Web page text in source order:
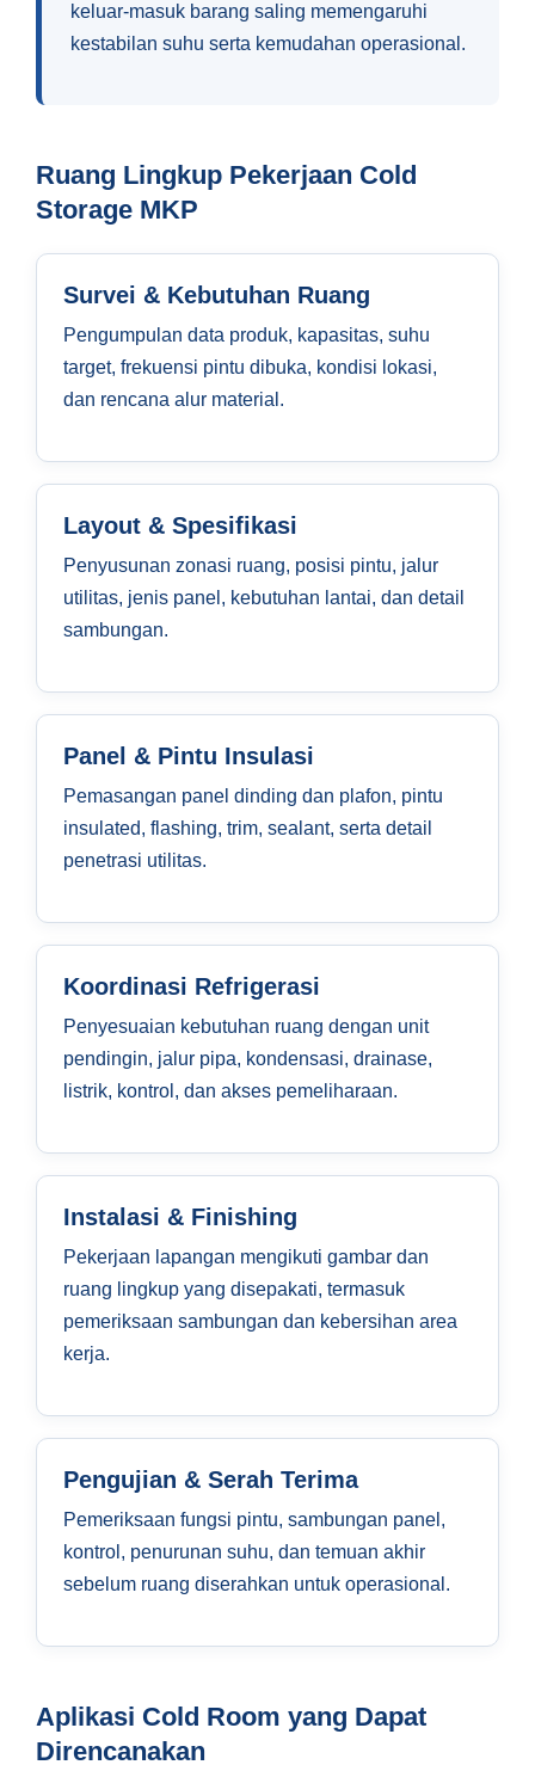
keluar-masuk barang saling memengaruhi
kestabilan suhu serta kemudahan operasional.
Ruang Lingkup Pekerjaan Cold
Storage MKP
Survei & Kebutuhan Ruang
Pengumpulan data produk, kapasitas, suhu
target, frekuensi pintu dibuka, kondisi lokasi,
dan rencana alur material.
Layout & Spesifikasi
Penyusunan zonasi ruang, posisi pintu, jalur
utilitas, jenis panel, kebutuhan lantai, dan detail
sambungan.
Panel & Pintu Insulasi
Pemasangan panel dinding dan plafon, pintu
insulated, flashing, trim, sealant, serta detail
penetrasi utilitas.
Koordinasi Refrigerasi
Penyesuaian kebutuhan ruang dengan unit
pendingin, jalur pipa, kondensasi, drainase,
listrik, kontrol, dan akses pemeliharaan.
Instalasi & Finishing
Pekerjaan lapangan mengikuti gambar dan
ruang lingkup yang disepakati, termasuk
pemeriksaan sambungan dan kebersihan area
kerja.
Pengujian & Serah Terima
Pemeriksaan fungsi pintu, sambungan panel,
kontrol, penurunan suhu, dan temuan akhir
sebelum ruang diserahkan untuk operasional.
Aplikasi Cold Room yang Dapat
Direncanakan